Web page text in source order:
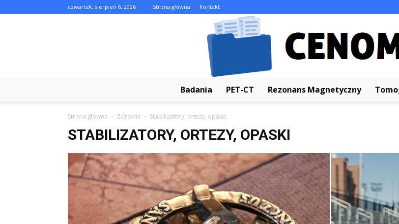
czwartek, sierpień 6, 2026 Strona główna Kontakt
Badania PET-CT Rezonans Magnetyczny
Strona główna Zdrowie Stabilizatory, ortezy, opaski
STABILIZATORY, ORTEZY, OPASKI